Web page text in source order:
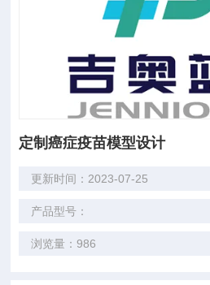
定制癌症疫苗模型设计
更新时间：2023-07-25
产品型号：
浏览量：986